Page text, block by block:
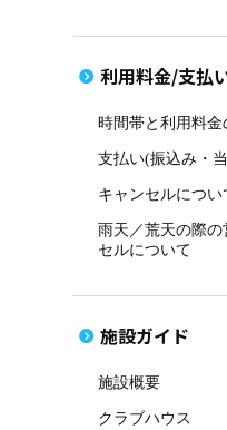
利用料金/支払
時間帯と利用料金
支払い(振込み・
キャンセルについ
雨天／荒天の際の
セルについて
施設ガイド
施設概要
クラブハウス